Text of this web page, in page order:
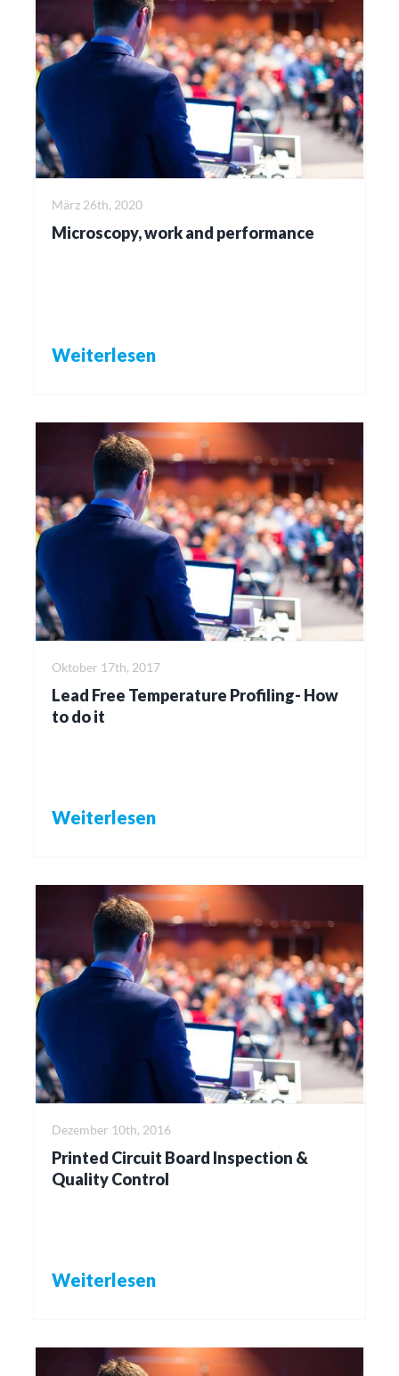
Microscopy, work and performance
März 26th, 2020
Weiterlesen
Lead Free Temperature Profiling- How
to do it
Oktober 17th, 2017
Weiterlesen
Printed Circuit Board Inspection &
Quality Control
Dezember 10th, 2016
Weiterlesen